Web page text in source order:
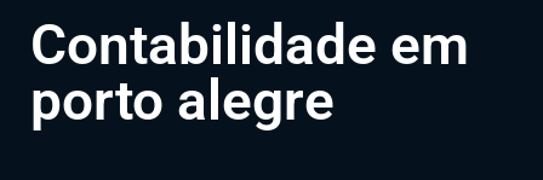
Contabilidade em
porto alegre